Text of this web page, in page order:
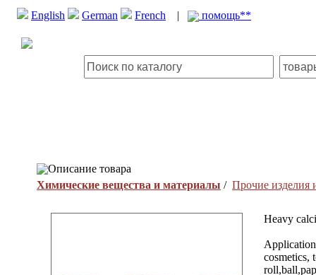
English German French | помощь**
Описание товара
Химические вещества и материалы / Прочие изделия
Heavy
cosmetics,